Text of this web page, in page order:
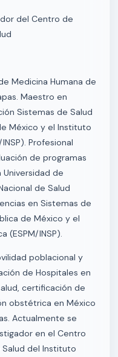
del Centro de
Medicina Humana de
Maestro en
Sistemas de Salud
México y el Instituto
Profesional
de programas
Universidad de
de Salud
en Sistemas de
de México y el
(ESPM/INSP).
poblacional y
de Hospitales en
certificación de
obstétrica en México
Actualmente se
en el Centro
del Instituto